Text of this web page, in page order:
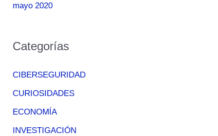
mayo 2020
Categorías
CIBERSEGURIDAD
CURIOSIDADES
ECONOMÍA
INVESTIGACIÓN